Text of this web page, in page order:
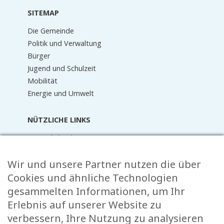
SITEMAP
Die Gemeinde
Politik und Verwaltung
Bürger
Jugend und Schulzeit
Mobilität
Energie und Umwelt
NÜTZLICHE LINKS
Terminkalender
Mediathek
Raider Online
Formulare
FAQ
Wir und unsere Partner nutzen die über
Cookies und ähnliche Technologien
gesammelten Informationen, um Ihr
Erlebnis auf unserer Website zu
verbessern, Ihre Nutzung zu analysieren